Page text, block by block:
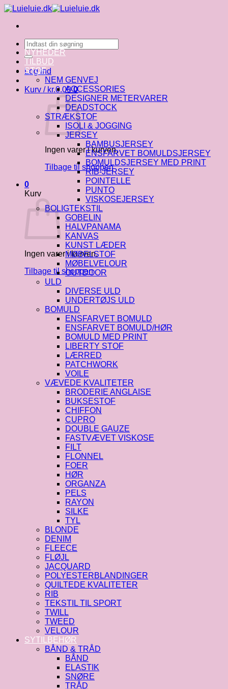
Fortsæt
indhold
Søg
efter:
Log ind
Kurv / kr.0.00 0
Ingen varer i kurven.
Tilbage til shoppen
0
Kurv
Ingen varer i kurven.
Tilbage til shoppen
NYHEDER
TILBUD
STOF
NEM GENVEJ
ACCESSORIES
DESIGNER METERVARER
DEADSTOCK
STRÆKSTOF
ISOLI & JOGGING
JERSEY
BAMBUSJERSEY
ENSFARVET BOMULDSJERSEY
BOMULDSJERSEY MED PRINT
RIB-JERSEY
POINTELLE
PUNTO
VISKOSEJERSEY
BOLIGTEKSTIL
GOBELIN
HALVPANAMA
KANVAS
KUNST LÆDER
MØBELSTOF
MØBELVELOUR
OUTDOOR
ULD
DIVERSE ULD
UNDERTØJS ULD
BOMULD
ENSFARVET BOMULD
ENSFARVET BOMULD/HØR
BOMULD MED PRINT
LIBERTY STOF
LÆRRED
PATCHWORK
VOILE
VÆVEDE KVALITETER
BRODERIE ANGLAISE
BUKSESTOF
CHIFFON
CUPRO
DOUBLE GAUZE
FASTVÆVET VISKOSE
FILT
FLONNEL
FOER
HØR
ORGANZA
PELS
RAYON
SILKE
TYL
BLONDE
DENIM
FLEECE
FLØJL
JACQUARD
POLYESTERBLANDINGER
QUILTEDE KVALITETER
RIB
TEKSTIL TIL SPORT
TWILL
TWEED
VELOUR
SYTILBEHØR
BÅND & TRÅD
BÅND
ELASTIK
SNØRE
TRÅD